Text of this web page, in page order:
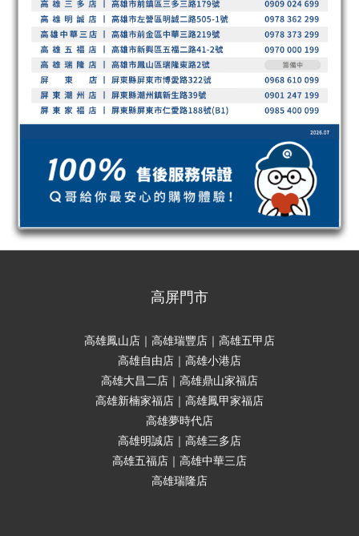
高屏門市
高雄鳳山店｜高雄瑞豐店｜高雄五甲店
高雄自由店｜高雄小港店
高雄大昌二店｜高雄鼎山家福店
高雄新楠家福店｜高雄鳳甲家福店
高雄夢時代店
高雄明誠店｜高雄三多店
高雄五福店｜高雄中華三店
高雄瑞隆店